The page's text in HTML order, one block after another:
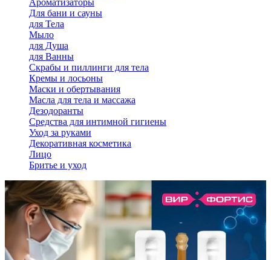
Ароматизаторы
Для бани и сауны
для Тела
Мыло
для Душа
для Ванны
Скрабы и пиллинги для тела
Кремы и лосьоны
Маски и обертывания
Масла для тела и массажа
Дезодоранты
Средства для интимной гигиены
Уход за руками
Декоративная косметика
Лицо
Бритье и уход